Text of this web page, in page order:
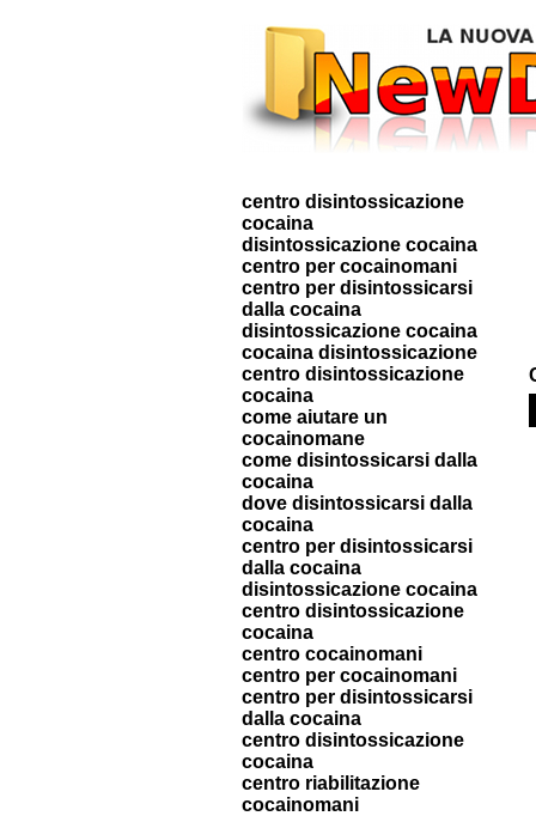
centro disintossicazione
cocaina
disintossicazione cocaina
centro per cocainomani
centro per disintossicarsi
dalla cocaina
disintossicazione cocaina
cocaina disintossicazione
centro disintossicazione
cocaina
come aiutare un
cocainomane
come disintossicarsi dalla
cocaina
dove disintossicarsi dalla
cocaina
centro per disintossicarsi
dalla cocaina
disintossicazione cocaina
centro disintossicazione
cocaina
centro cocainomani
centro per cocainomani
centro per disintossicarsi
dalla cocaina
centro disintossicazione
cocaina
centro riabilitazione
cocainomani